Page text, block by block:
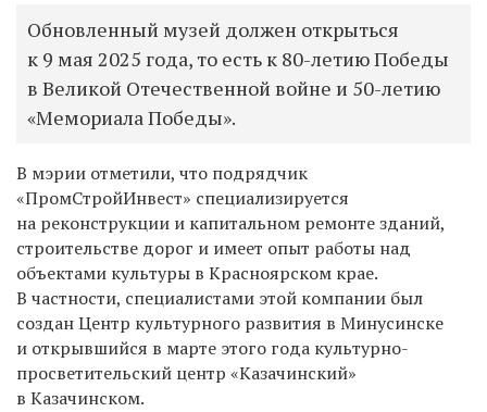
Обновленный музей должен открыться
к 9 мая 2025 года, то есть к 80-летию Победы
в Великой Отечественной войне и 50-летию
«Мемориала Победы».
В мэрии отметили, что подрядчик
«ПромСтройИнвест» специализируется
на реконструкции и капитальном ремонте зданий,
строительстве дорог и имеет опыт работы над
объектами культуры в Красноярском крае.
В частности, специалистами этой компании был
создан Центр культурного развития в Минусинске
и открывшийся в марте этого года культурно-
просветительский центр «Казачинский»
в Казачинском.